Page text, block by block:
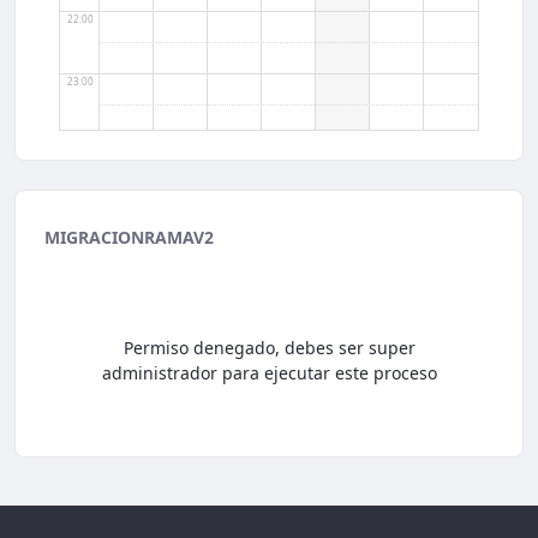
22:00
23:00
MIGRACIONRAMAV2
Permiso denegado, debes ser super
administrador para ejecutar este proceso